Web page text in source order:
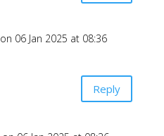
on 06 Jan 2025 at 08:36
Reply